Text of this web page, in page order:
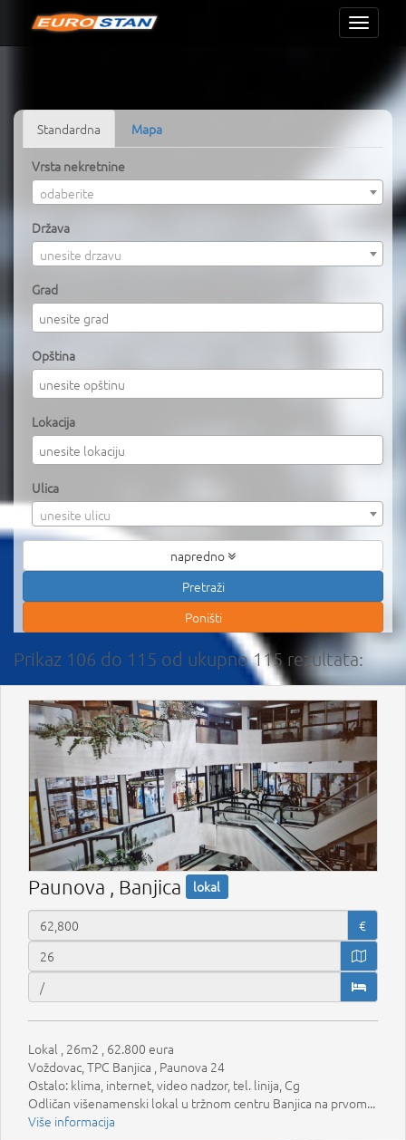
Toggle
Standardna Mapa
Vrsta nekretnine
odaberite
Država
unesite drzavu
Grad
Opština
Lokacija
Ulica
unesite ulicu
napredno
Prikaz 106 do 115 od ukupno 115 rezultata:
Paunova , Banjica lokal
€
Lokal , 26m2 , 62.800 eura
Voždovac, TPC Banjica , Paunova 24
Ostalo: klima, internet, video nadzor, tel. linija, Cg
Odličan višenamenski lokal u tržnom centru Banjica na prvom...
Više informacija